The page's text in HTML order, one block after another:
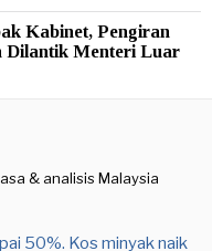
Kabinet, Pengiran
Dilantik Menteri Luar
& analisis Malaysia